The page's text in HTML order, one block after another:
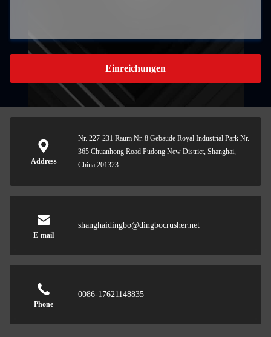
Einreichungen
Address
Nr. 227-231 Raum Nr. 8 Gebäude Royal Industrial Park Nr.
365 Chuanhong Road Pudong New District, Shanghai,
China 201323
E-mail
shanghaidingbo@dingbocrusher.net
Phone
0086-17621148835